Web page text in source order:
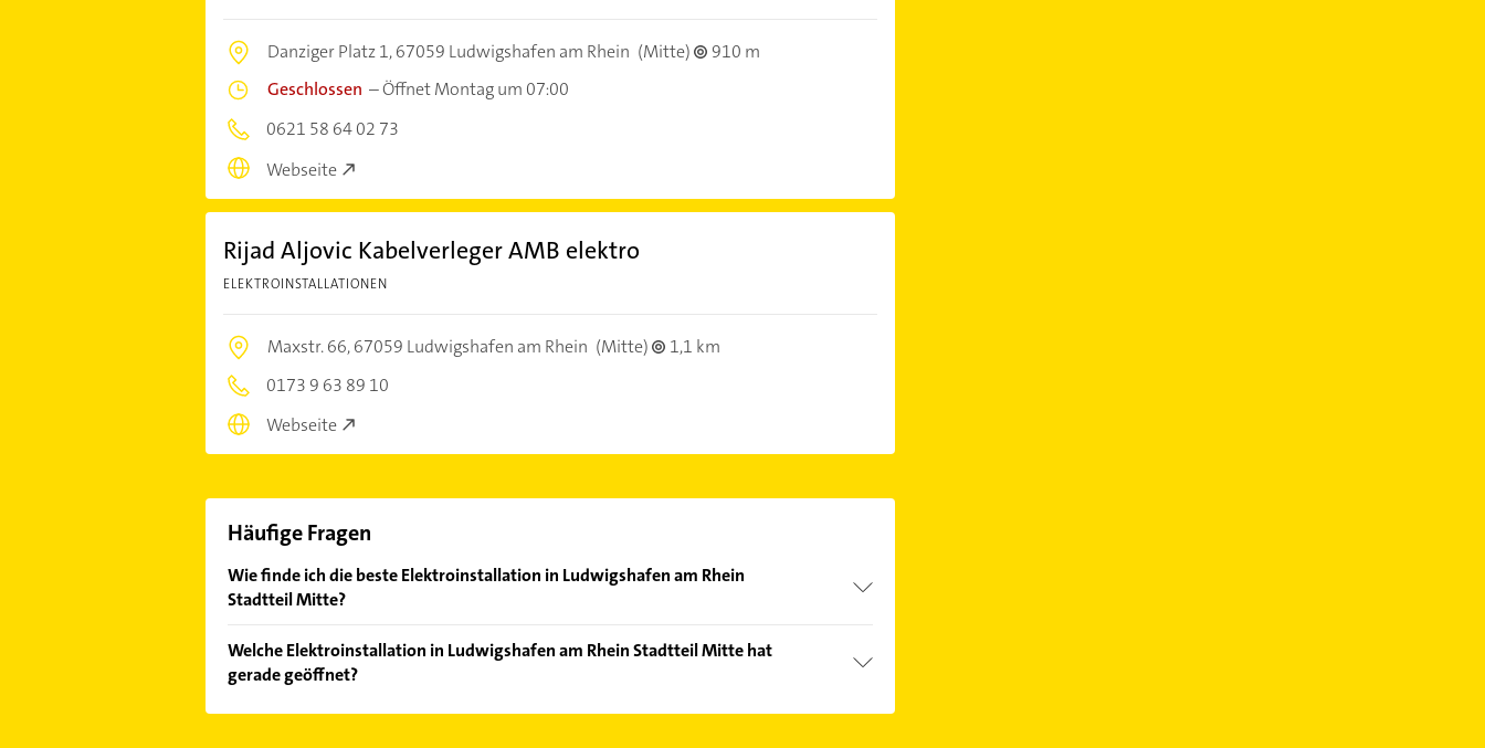
Danziger Platz 1,67059 Ludwigshafen am Rhein (Mitte)
910 m
Geschlossen –Öffnet Montag um 07:00
0621 58 64 02 73
Webseite
Rijad Aljovic Kabelverleger AMB elektro
ELEKTROINSTALLATIONEN
Maxstr. 66,67059 Ludwigshafen am Rhein (Mitte)
1,1 km
0173 9 63 89 10
Webseite
Häufige Fragen
Wie finde ich die beste Elektroinstallation in Ludwigshafen am Rhein
Stadtteil Mitte?
von den Empfehlungen. Die Suchergebnisse können Sie sich einfach nach
Bewertungensortiert anzeigen lassen.
Welche Elektroinstallation in Ludwigshafen am Rhein Stadtteil Mitte hat
gerade geöffnet?
Im Anbieter-Bereich finden Sie alleÖffnungszeiten. Bitte beachten Sie, dass diese an